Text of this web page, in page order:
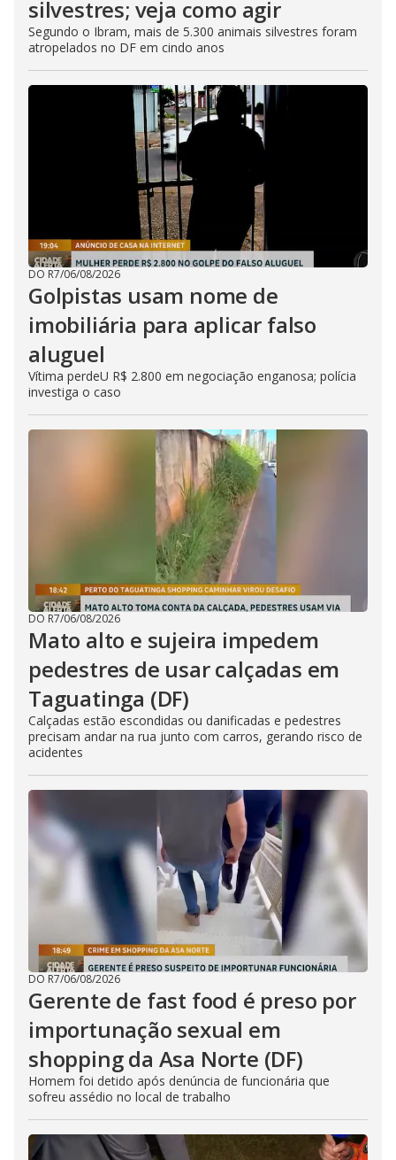
silvestres; veja como agir
Segundo o Ibram, mais de 5.300 animais silvestres foram
atropelados no DF em cindo anos
DO R7/06/08/2026
Golpistas usam nome de
imobiliária para aplicar falso
aluguel
Vítima perdeU R$ 2.800 em negociação enganosa; polícia
investiga o caso
DO R7/06/08/2026
Mato alto e sujeira impedem
pedestres de usar calçadas em
Taguatinga (DF)
Calçadas estão escondidas ou danificadas e pedestres
precisam andar na rua junto com carros, gerando risco de
acidentes
DO R7/06/08/2026
Gerente de fast food é preso por
importunação sexual em
shopping da Asa Norte (DF)
Homem foi detido após denúncia de funcionária que
sofreu assédio no local de trabalho